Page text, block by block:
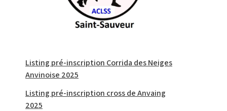
Listing pré-inscription Corrida des Neiges
Anvinoise 2025
Listing pré-inscription cross de Anvaing
2025